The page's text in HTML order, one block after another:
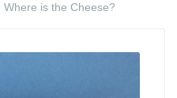
Where is the Cheese?